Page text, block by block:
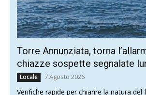
Torre Annunziata, torna
chiazze sospette segnalate
Locale 7 Agosto 2026
Verifiche rapide per chiarire la natura del